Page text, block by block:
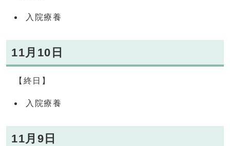
入院療養
11月10日
【終日】
入院療養
11月9日